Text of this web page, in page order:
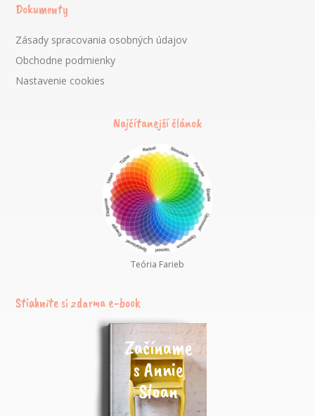
Dokumenty
Zásady spracovania osobných údajov
Obchodne podmienky
Nastavenie cookies
Najčítanejší článok
Teória Farieb
Stiahnite si zdarma e-book
Začíname
s Annie
Sloan